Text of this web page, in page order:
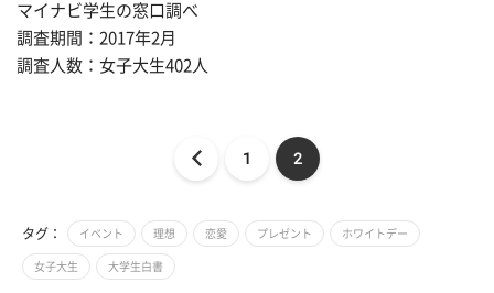
マイナビ学生の窓口調べ
調査期間：2017年2月
調査人数：女子大生402人
1 2
タグ： イベント 理想 恋愛 プレゼント ホワイトデー
女子大生 大学生白書